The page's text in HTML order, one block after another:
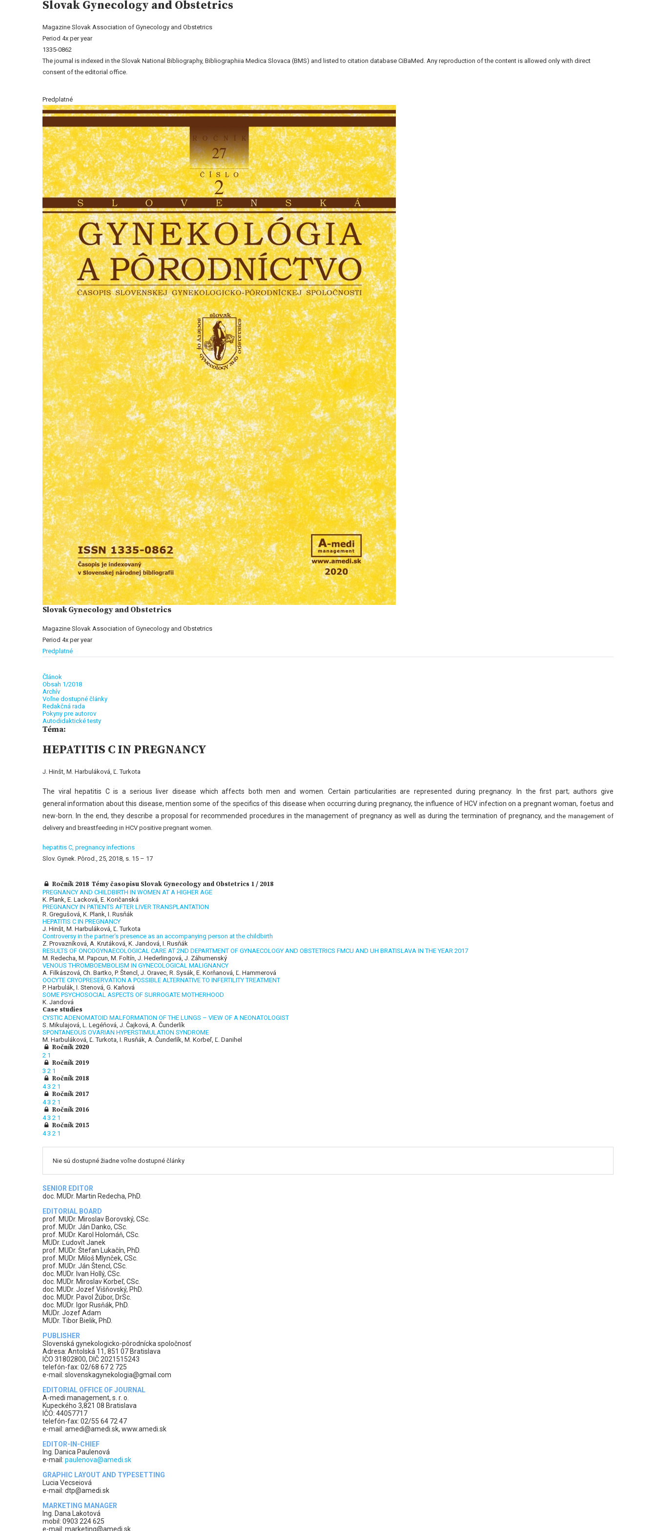
Slovak Gynecology and Obstetrics
Magazine Slovak Association of Gynecology and Obstetrics
Period 4x per year
1335-0862
The journal is indexed in the Slovak National Bibliography, Bibliographiia Medica Slovaca (BMS) and listed to citation database CiBaMed. Any reproduction of the content is allowed only with direct
consent of the editorial office.
Predplatné
Slovak Gynecology and Obstetrics
Magazine Slovak Association of Gynecology and Obstetrics
Period 4x per year
Predplatné
Článok
Obsah 1/2018
Archív
Voľne dostupné články
Redakčná rada
Pokyny pre autorov
Autodidaktické testy
Téma:
HEPATITIS C IN PREGNANCY
J. Hinšt, M. Harbuláková, Ľ. Turkota
The viral hepatitis C is a serious liver disease which affects both men and women. Certain particularities are represented during pregnancy. In the first part; authors give
generalinformation about this disease, mention some of the specifics of this disease when occurring during pregnancy, the influence of HCV infection on a pregnant woman, foetusand
new-born. In the end, they describe a proposal for recommended procedures in the management of pregnancy as well as during the termination of pregnancy, and the management of
delivery and breastfeeding in HCV positive pregnant women.
hepatitis C, pregnancy infections
Slov. Gynek. Pôrod., 25, 2018, s. 15 – 17
Ročník 2018 Témy časopisu Slovak Gynecology and Obstetrics 1 / 2018
PREGNANCY AND CHILDBIRTH IN WOMEN AT A HIGHER AGE
K. Plank, E. Lacková, E. Koričanská
PREGNANCY IN PATIENTS AFTER LIVER TRANSPLANTATION
R. Gregušová, K. Plank, I. Rusňák
HEPATITIS C IN PREGNANCY
J. Hinšt, M. Harbuláková, Ľ. Turkota
Controversy in the partner‘s presence as an accompanying person at the childbirth
Z. Provazníková, A. Krutáková, K. Jandová, I. Rusňák
RESULTS OF ONCOGYNAECOLOGICAL CARE AT 2ND DEPARTMENT OF GYNAECOLOGY AND OBSTETRICS FMCU AND UH BRATISLAVA IN THE YEAR 2017
M. Redecha, M. Papcun, M. Foltín, J. Hederlingová, J. Záhumenský
VENOUS THROMBOEMBOLISM IN GYNECOLOGICAL MALIGNANCY
A. Filkászová, Ch. Bartko, P. Štencl, J. Oravec, R. Sysák, E. Korňanová, Ľ. Hammerová
OOCYTE CRYOPRESERVATION A POSSIBLE ALTERNATIVE TO INFERTILITY TREATMENT
P. Harbulák, I. Stenová, G. Kaňová
SOME PSYCHOSOCIAL ASPECTS OF SURROGATE MOTHERHOOD
K. Jandová
Case studies
CYSTIC ADENOMATOID MALFORMATION OF THE LUNGS – VIEW OF A NEONATOLOGIST
S. Mikulajová, L. Legéňová, J. Čajková, A. Čunderlík
SPONTANEOUS OVARIAN HYPERSTIMULATION SYNDROME
M. Harbuláková, Ľ. Turkota, I. Rusňák, A. Čunderlík, M. Korbeľ, Ľ. Danihel
Ročník 2020
2 1
Ročník 2019
3 2 1
Ročník 2018
43 2 1
Ročník 2017
43 2 1
Ročník 2016
43 2 1
Ročník 2015
43 2 1
Nie sú dostupné žiadne voľne dostupné články
SENIOR EDITOR
doc. MUDr. Martin Redecha, PhD.
EDITORIAL BOARD
prof. MUDr. Miroslav Borovský, CSc.
prof. MUDr. Ján Danko, CSc.
prof. MUDr. Karol Holomáň, CSc.
MUDr. Ľudovít Janek
prof. MUDr. Štefan Lukačín, PhD.
prof. MUDr. Miloš Mlynček, CSc.
prof. MUDr. Ján Štencl, CSc.
doc. MUDr. Ivan Hollý, CSc.
doc. MUDr. Miroslav Korbeľ, CSc.
doc. MUDr. Jozef Višňovský, PhD.
doc. MUDr. Pavol Žúbor, DrSc.
doc. MUDr. Igor Rusňák, PhD.
MUDr. Jozef Adam
MUDr. Tibor Bielik, PhD.
PUBLISHER
Slovenská gynekologicko-pôrodnícka spoločnosť
Adresa: Antolská 11, 851 07 Bratislava
IČO 31802800, DIČ 2021515243
telefón-fax: 02/68 67 2 725
e-mail: slovenskagynekologia@gmail.com
EDITORIAL OFFICE OF JOURNAL
A-medi management, s. r. o.
Kupeckého 3,821 08 Bratislava
IČO: 44057717
telefón-fax: 02/55 64 72 47
e-mail: amedi@amedi.sk, www.amedi.sk
EDITOR-IN-CHIEF
Ing. Danica Paulenová
e-mail: paulenova@amedi.sk
GRAPHIC LAYOUT AND TYPESETTING
Lucia Vecseiová
e-mail: dtp@amedi.sk
MARKETING MANAGER
Ing. Dana Lakotová
mobil: 0903 224 625
e-mail: marketing@amedi.sk